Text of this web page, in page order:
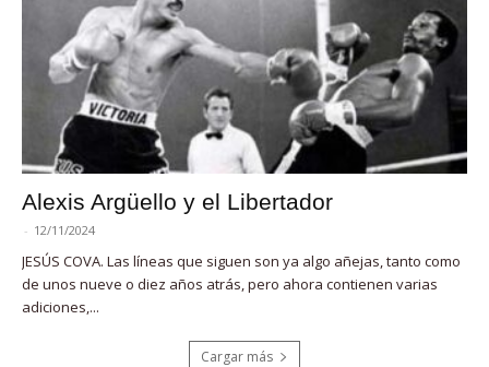
Alexis Argüello y el Libertador
- 12/11/2024
JESÚS COVA. Las líneas que siguen son ya algo añejas, tanto como
de unos nueve o diez años atrás, pero ahora contienen varias
adiciones,...
Cargar más